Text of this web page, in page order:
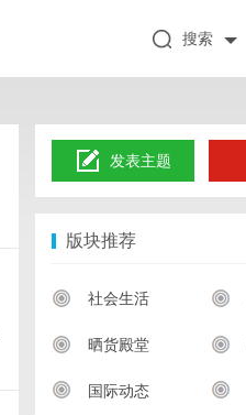
搜索
发表主题
版块推荐
社会生活
晒货殿堂
国际动态